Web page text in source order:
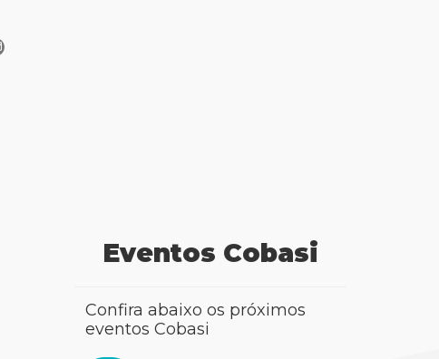
Eventos Cobasi
Confira abaixo os próximos
eventos Cobasi